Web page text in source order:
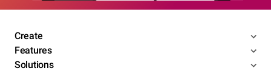
Create
Features
Solutions